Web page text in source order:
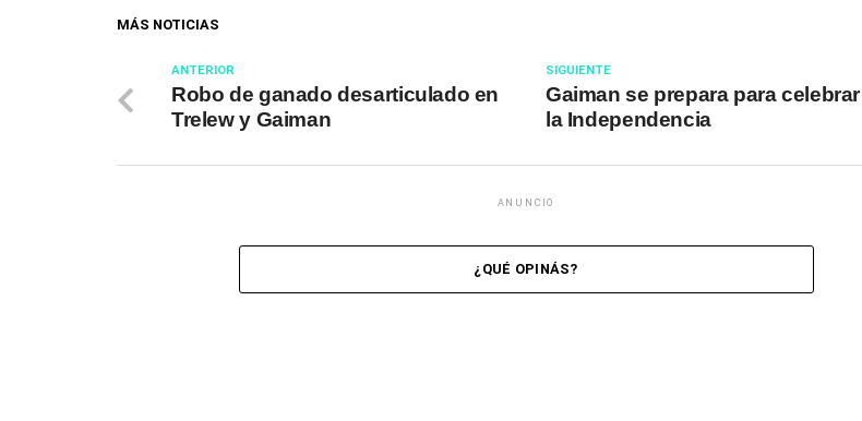
MÁS NOTICIAS
SIGUIENTE
Gaiman se prepara para celebrar
la Independencia
ANTERIOR
Robo de ganado desarticulado en
Trelew y Gaiman
ANUNCIO
¿QUÉ OPINÁS?